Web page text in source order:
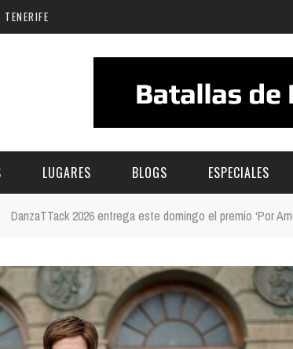
Norte
Sur
LUGARES
SALAS Y AUDITORIOS
ESPACIOS CULTURALES
NOCHE
BLOGS ESPECIALES
FESTIVAL
TENERIFE PHE
XXVII VERANO DE
DanzaTTack 2026 entrega este domingo el premio ‘Por